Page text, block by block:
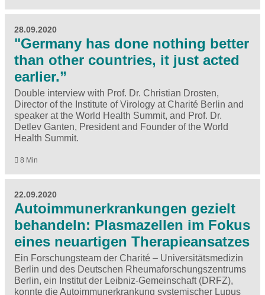
28.09.2020
"Germany has done nothing better
than other countries, it just acted
earlier.”
Double interview with Prof. Dr. Christian Drosten,
Director of the Institute of Virology at Charité Berlin and
speaker at the World Health Summit, and Prof. Dr.
Detlev Ganten, President and Founder of the World
Health Summit.
8 Min
22.09.2020
Autoimmunerkrankungen gezielt
behandeln: Plasmazellen im Fokus
eines neuartigen Therapieansatzes
Ein Forschungsteam der Charité – Universitätsmedizin
Berlin und des Deutschen Rheumaforschungszentrums
Berlin, ein Institut der Leibniz-Gemeinschaft (DRFZ),
konnte die Autoimmunerkrankung systemischer Lupus